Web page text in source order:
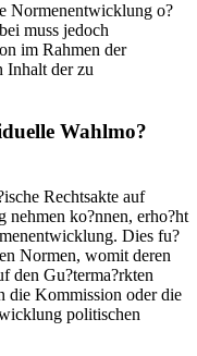
Normenentwicklung o?
muss jedoch
im Rahmen der
Inhalt der zu
Wahlmo?
Rechtsakte auf
ko?nnen, erho?ht
Dies fu?
Normen, womit deren
den Gu?terma?rkten
die Kommission oder die
politischen